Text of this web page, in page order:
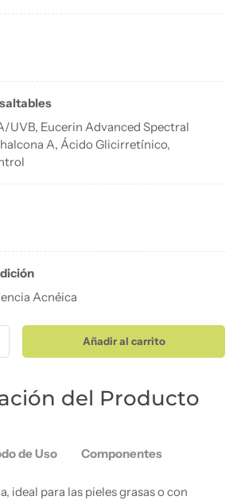
UVB, Eucerin Advanced Spectral
A, Ácido Glicirretínico,
Acnéica
la cantidadAñadir al carrito
del Producto
de Uso Componentes
ideal para las pieles grasas o con